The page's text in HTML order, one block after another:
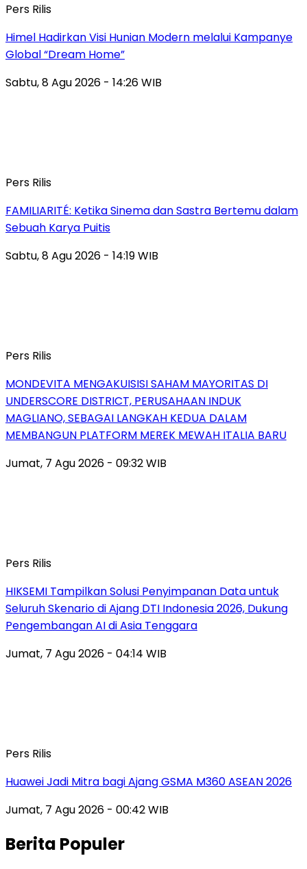
Pers Rilis
Himel Hadirkan Visi Hunian Modern melalui Kampanye
Global “Dream Home”
Sabtu, 8 Agu 2026 - 14:26 WIB
Pers Rilis
FAMILIARITÉ: Ketika Sinema dan Sastra Bertemu dalam
Sebuah Karya Puitis
Sabtu, 8 Agu 2026 - 14:19 WIB
Pers Rilis
MONDEVITA MENGAKUISISI SAHAM MAYORITAS DI
UNDERSCORE DISTRICT, PERUSAHAAN INDUK
MAGLIANO, SEBAGAI LANGKAH KEDUA DALAM
MEMBANGUN PLATFORM MEREK MEWAH ITALIA BARU
Jumat, 7 Agu 2026 - 09:32 WIB
Pers Rilis
HIKSEMI Tampilkan Solusi Penyimpanan Data untuk
Seluruh Skenario di Ajang DTI Indonesia 2026, Dukung
Pengembangan AI di Asia Tenggara
Jumat, 7 Agu 2026 - 04:14 WIB
Pers Rilis
Huawei Jadi Mitra bagi Ajang GSMA M360 ASEAN 2026
Jumat, 7 Agu 2026 - 00:42 WIB
Berita Populer